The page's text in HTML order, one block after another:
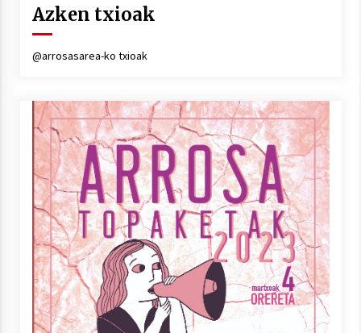
Azken txioak
@arrosasarea-ko txioak